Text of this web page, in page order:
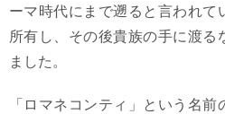
ーマ時代にまで遡ると言われて
所有し、その後貴族の手に渡る
ました。
「ロマネコンティ」という名